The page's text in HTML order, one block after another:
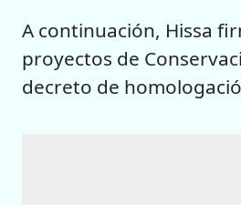
A continuación, Hissa
proyectos de
decreto de